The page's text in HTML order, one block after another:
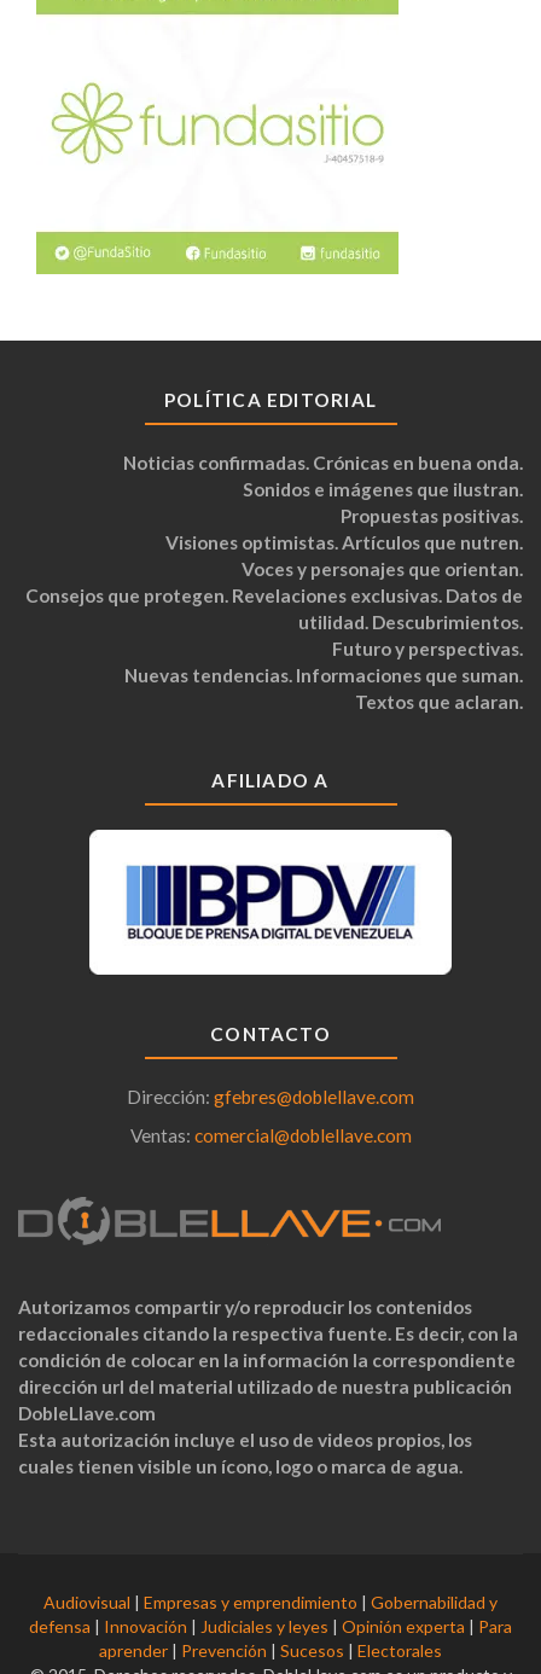
POLÍTICA EDITORIAL
Noticias confirmadas. Crónicas en buena onda.
Sonidos e imágenes que ilustran.
Propuestas positivas.
Visiones optimistas. Artículos que nutren.
Voces y personajes que orientan.
Consejos que protegen. Revelaciones exclusivas. Datos de
utilidad. Descubrimientos.
Futuro y perspectivas.
Nuevas tendencias. Informaciones que suman.
Textos que aclaran.
AFILIADO A
CONTACTO
Dirección: gfebres@doblellave.com
Ventas: comercial@doblellave.com
Autorizamos compartir y/o reproducir los contenidos
redaccionales citando la respectiva fuente. Es decir, con la
condición de colocar en la información la correspondiente
dirección url del material utilizado de nuestra publicación
DobleLlave.com
Esta autorización incluye el uso de videos propios, los
cuales tienen visible un ícono, logo o marca de agua.
Audiovisual | Empresas y emprendimiento | Gobernabilidad y
defensa | Innovación | Judiciales y leyes | Opinión experta | Para
aprender | Prevención | Sucesos | Electorales